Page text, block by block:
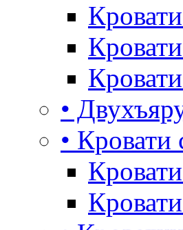
•
• Кровати